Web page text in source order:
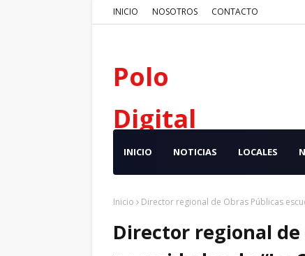
INICIO NOSOTROS CONTACTO
Polo
Digital
INICIO NOTICIAS LOCALES
Inicio Director regional de Obras Públicas
Director regional de